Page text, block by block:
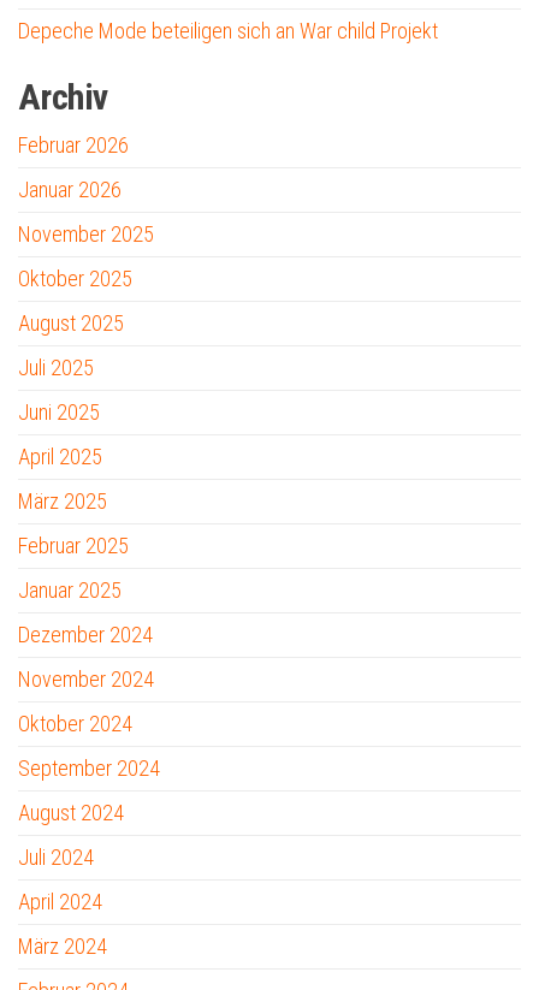
Depeche Mode beteiligen sich an War child Projekt
Archiv
Februar 2026
Januar 2026
November 2025
Oktober 2025
August 2025
Juli 2025
Juni 2025
April 2025
März 2025
Februar 2025
Januar 2025
Dezember 2024
November 2024
Oktober 2024
September 2024
August 2024
Juli 2024
April 2024
März 2024